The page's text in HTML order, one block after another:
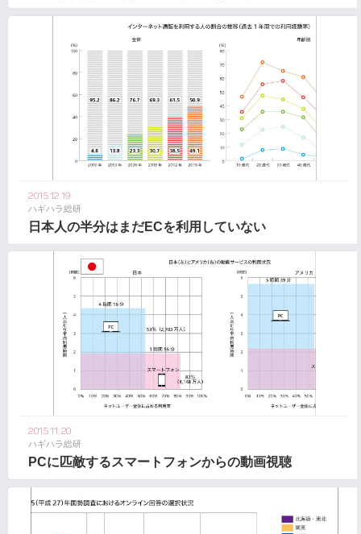
2015.12.19
ハギハラ総研
日本人の半分はまだECを利用していない
2015.11.20
ハギハラ総研
PCに匹敵するスマートフォンからの動画視聴